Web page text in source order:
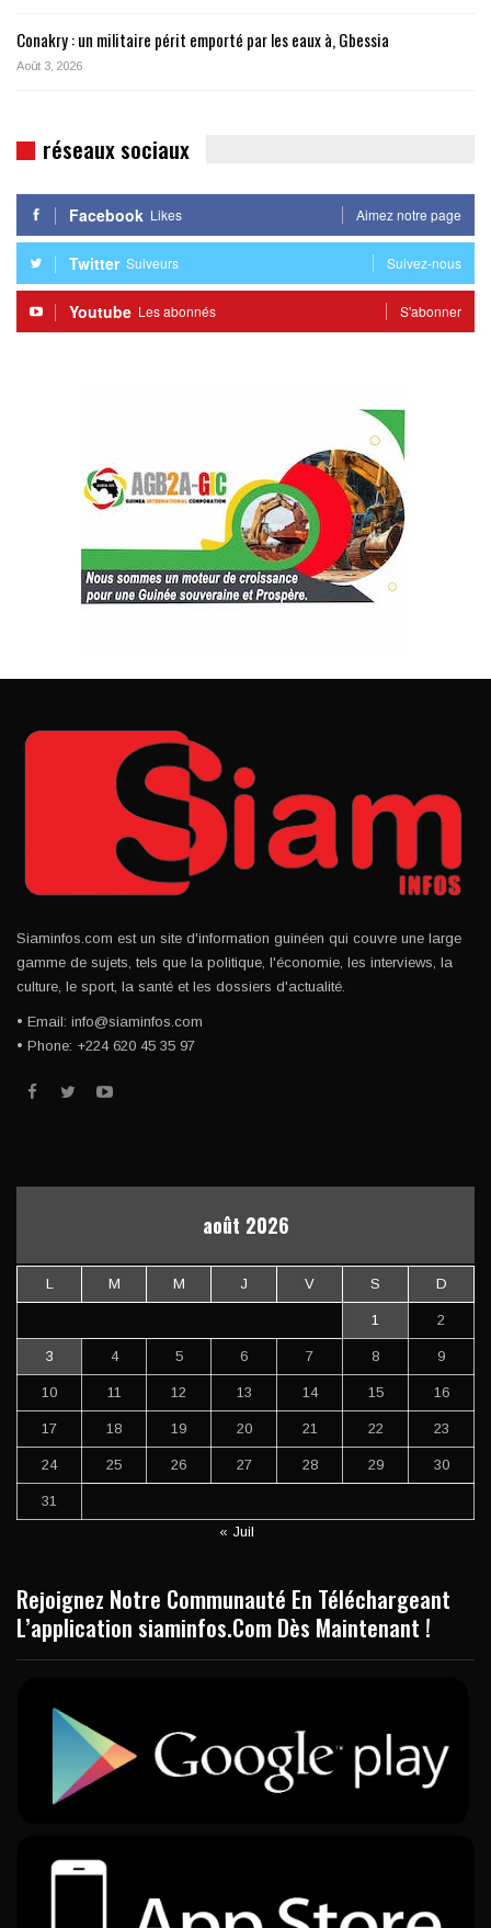
Conakry : un militaire périt emporté par les eaux à, Gbessia
Août 3, 2026
réseaux sociaux
Facebook Likes Aimez notre page
Twitter Suiveurs Suivez-nous
Youtube Les abonnés S'abonner
Siaminfos.com est un site d'information guinéen qui couvre une large
gamme de sujets, tels que la politique, l'économie, les interviews, la
culture, le sport, la santé et les dossiers d'actualité.
• Email: info@siaminfos.com
• Phone: +224 620 45 35 97
août 2026
L M M J V S D
1 2
3 4 5 6 7 8 9
10 11 12 13 14 15 16
17 18 19 20 21 22 23
24 25 26 27 28 29 30
31
« Juil
Rejoignez Notre Communauté En Téléchargeant
L’application siaminfos.Com Dès Maintenant !